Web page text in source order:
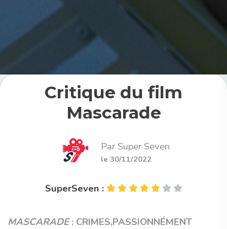
Critique du film
Mascarade
Par Super Seven
le 30/11/2022
SuperSeven :
MASCARADE: CRIMES,PASSIONNÉMENT